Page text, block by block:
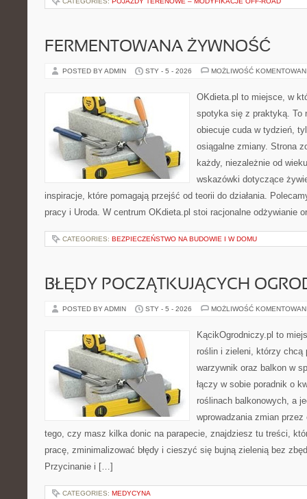
FERMENTOWANA ŻYWNOŚĆ
POSTED BY ADMIN STY - 5 - 2026 MOŻLIWOŚĆ
OKdieta.pl to miejsce, w
spotyka się z praktyką. To
obiecuje cuda w tydzień,
osiągalne zmiany. Strona
każdy, niezależnie od
wskazówki dotyczące
inspiracje, które pomagają przejść od teorii do działania.
pracy i Uroda. W centrum OKdieta.pl stoi racjonalne odżywianie
CATEGORIES: BEZPIECZEŃSTWO NA BUDOWIE I W DOMU
BŁĘDY POCZĄTKUJĄCYCH
POSTED BY ADMIN STY - 5 - 2026 MOŻLIWOŚĆ
KącikOgrodniczy.pl to
roślin i zieleni, którzy chcą
warzywnik oraz balkon w
łączy w sobie poradnik o
roślinach balkonowych, a
wprowadzania zmian przez
tego, czy masz kilka donic na parapecie, znajdziesz tu treści,
pracę, zminimalizować błędy i cieszyć się bujną zielenią bez
Przycinanie i […]
CATEGORIES: MEDYCYNA